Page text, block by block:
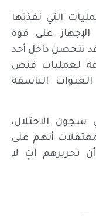
التي نفذتها
على قوة
تتحصن داخل أحد
لعمليات قنص
الناسفة
الاحتلال،
أنهم على
تحريرهم آتٍ لا